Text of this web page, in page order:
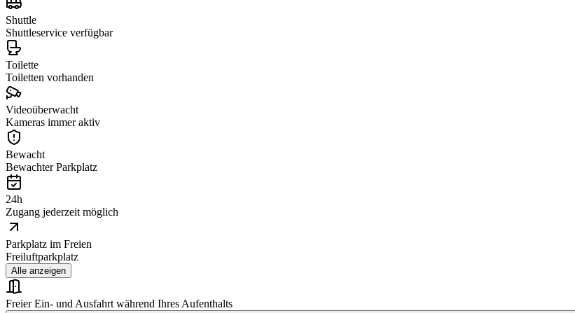
Shuttle
Shuttleservice verfügbar
Toilette
Toiletten vorhanden
Videoüberwacht
Kameras immer aktiv
Bewacht
Bewachter Parkplatz
24h
Zugang jederzeit möglich
Parkplatz im Freien
Freiluftparkplatz
Alle anzeigen
Freier Ein- und Ausfahrt während Ihres Aufenthalts